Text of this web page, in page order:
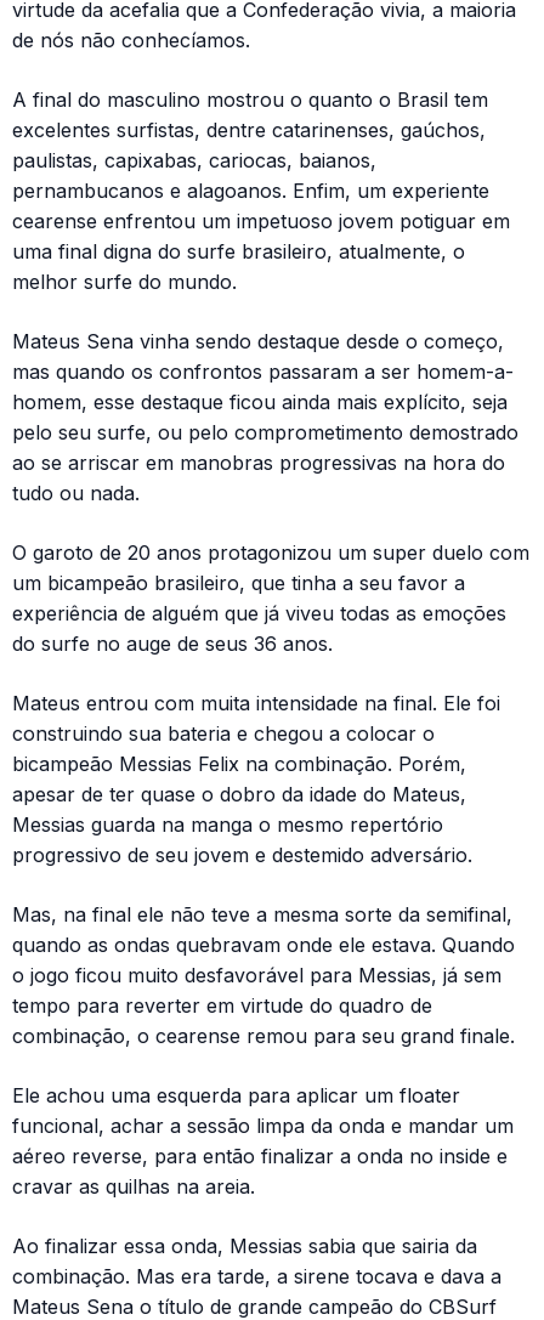
virtude da acefalia que a Confederação vivia, a maioria
de nós não conhecíamos.
A final do masculino mostrou o quanto o Brasil tem
excelentes surfistas, dentre catarinenses, gaúchos,
paulistas, capixabas, cariocas, baianos,
pernambucanos e alagoanos. Enfim, um experiente
cearense enfrentou um impetuoso jovem potiguar em
uma final digna do surfe brasileiro, atualmente, o
melhor surfe do mundo.
Mateus Sena vinha sendo destaque desde o começo,
mas quando os confrontos passaram a ser homem-a-
homem, esse destaque ficou ainda mais explícito, seja
pelo seu surfe, ou pelo comprometimento demostrado
ao se arriscar em manobras progressivas na hora do
tudo ou nada.
O garoto de 20 anos protagonizou um super duelo com
um bicampeão brasileiro, que tinha a seu favor a
experiência de alguém que já viveu todas as emoções
do surfe no auge de seus 36 anos.
Mateus entrou com muita intensidade na final. Ele foi
construindo sua bateria e chegou a colocar o
bicampeão Messias Felix na combinação. Porém,
apesar de ter quase o dobro da idade do Mateus,
Messias guarda na manga o mesmo repertório
progressivo de seu jovem e destemido adversário.
Mas, na final ele não teve a mesma sorte da semifinal,
quando as ondas quebravam onde ele estava. Quando
o jogo ficou muito desfavorável para Messias, já sem
tempo para reverter em virtude do quadro de
combinação, o cearense remou para seu grand finale.
Ele achou uma esquerda para aplicar um floater
funcional, achar a sessão limpa da onda e mandar um
aéreo reverse, para então finalizar a onda no inside e
cravar as quilhas na areia.
Ao finalizar essa onda, Messias sabia que sairia da
combinação. Mas era tarde, a sirene tocava e dava a
Mateus Sena o título de grande campeão do CBSurf